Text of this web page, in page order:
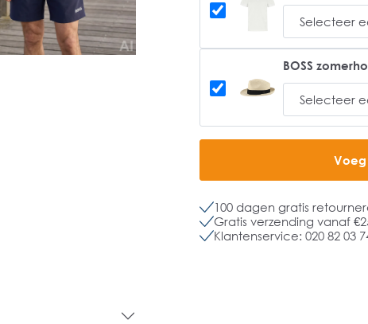
BOSS
100 dagen gratis
Gratis verzending vanaf
Klantenservice: 020 82 03